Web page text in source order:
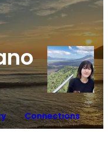
Connections